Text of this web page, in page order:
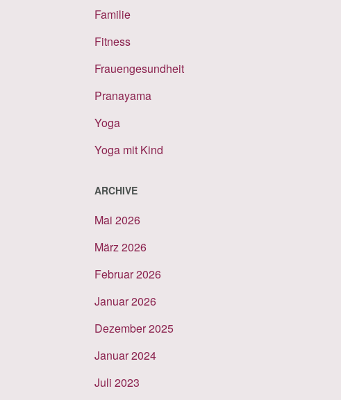
Familie
Fitness
Frauengesundheit
Pranayama
Yoga
Yoga mit Kind
ARCHIVE
Mai 2026
März 2026
Februar 2026
Januar 2026
Dezember 2025
Januar 2024
Juli 2023